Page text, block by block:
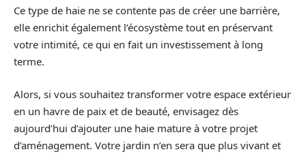
Ce type de haie ne se contente pas de créer une barrière,
elle enrichit également l’écosystème tout en préservant
votre intimité, ce qui en fait un investissement à long
terme.
Alors, si vous souhaitez transformer votre espace extérieur
en un havre de paix et de beauté, envisagez dès
aujourd’hui d’ajouter une haie mature à votre projet
d’aménagement. Votre jardin n’en sera que plus vivant et